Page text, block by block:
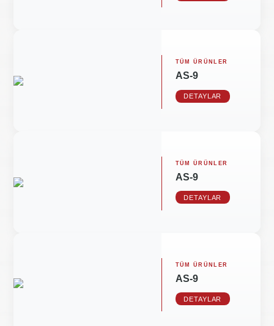
TÜM ÜRÜNLER
AS-9
DETAYLAR
TÜM ÜRÜNLER
AS-9
DETAYLAR
TÜM ÜRÜNLER
AS-9
DETAYLAR